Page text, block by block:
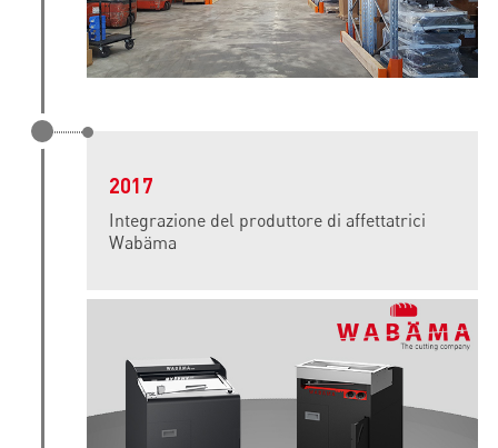
2017
Integrazione del produttore di affettatrici
Wabäma